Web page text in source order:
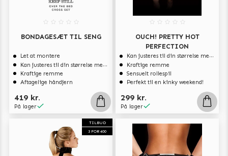
BONDAGESÆT TIL SENG
Let at montere
Kan justeres til din størrelse med spænderne
Kraftige remme
Aftagelige håndjern
419 kr.
På lager
OUCH! PRETTY HOT
PERFECTION
Kan justeres til din størrelse med spænderne
Kraftige remme
Sensuelt rollespil
Perfekt til en kinky weekend!
299 kr.
På lager
TILBUD
3 FOR 400